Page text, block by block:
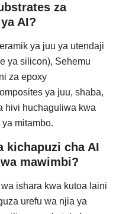
za
AI?
ya juu ya utendaji
ya silicon), Sehemu
za epoxy
ya juu, shaba,
hivi huchaguliwa kwa
mitambo.
kichapuzi cha AI
mawimbi?
ishara kwa kutoa laini
urefu wa njia ya